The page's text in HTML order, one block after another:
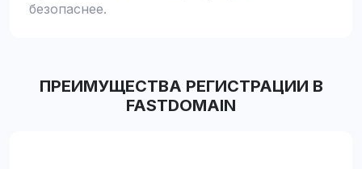
безопаснее.
ПРЕИМУЩЕСТВА РЕГИСТРАЦИИ В
FASTDOMAIN